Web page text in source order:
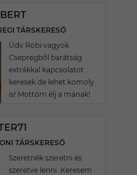
TÁRSKERESŐ
Üdv Robi vagyok
Csepregből barátság
extrákkal kapcsolatot
keresek de lehet komoly
is! Mottóm élj a mának!
TÁRSKERESŐ
Szeretnék szeretni és
szeretve lenni. Keresem